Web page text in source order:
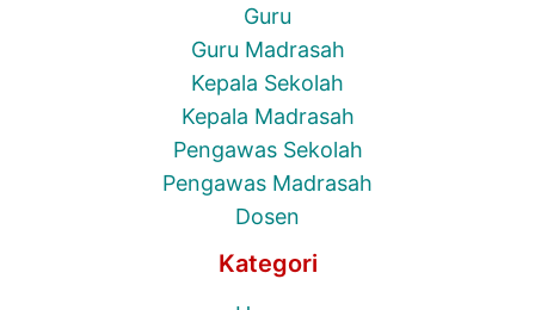
Guru
Guru Madrasah
Kepala Sekolah
Kepala Madrasah
Pengawas Sekolah
Pengawas Madrasah
Dosen
Kategori